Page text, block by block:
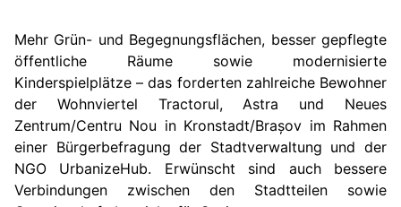
Mehr Grün- und Begegnungsflächen, besser gepflegte
öffentliche Räume sowie modernisierte
Kinderspielplätze – das forderten zahlreiche Bewohner
der Wohnviertel Tractorul, Astra und Neues
Zentrum/Centru Nou in Kronstadt/Brașov im Rahmen
einer Bürgerbefragung der Stadtverwaltung und der
NGO UrbanizeHub. Erwünscht sind auch bessere
Verbindungen zwischen den Stadtteilen sowie